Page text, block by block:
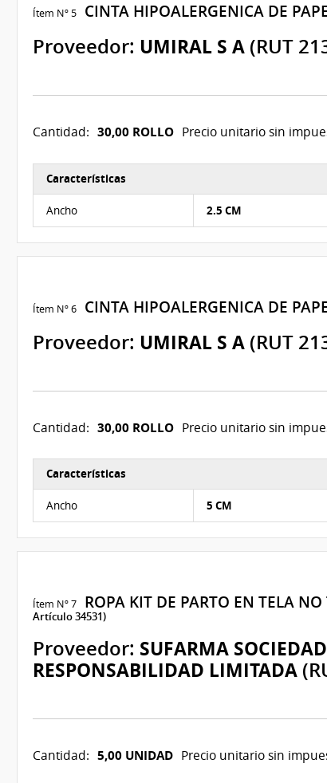
Ítem Nº 5CINTA HIPOALERGENICA DE
Proveedor: UMIRAL S A (RUT
Cantidad: 30,00 ROLLO Precio unitario sin
Características del Ítem Nº 5
Características
Ancho 2.5 CM
Ítem Nº 6CINTA HIPOALERGENICA DE
Proveedor: UMIRAL S A (RUT
Cantidad: 30,00 ROLLO Precio unitario sin
Características
Ancho 5 CM
Ítem Nº 7ROPA KIT DE PARTO EN TELA NO
Artículo 34531)
Proveedor: SUFARMA
RESPONSABILIDAD LIMITADA
Cantidad: 5,00 UNIDAD Precio unitario sin